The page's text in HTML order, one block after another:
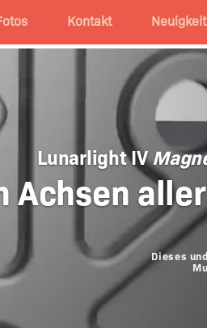
Kontakt
Lunarlight IV
Achsen
Dieses